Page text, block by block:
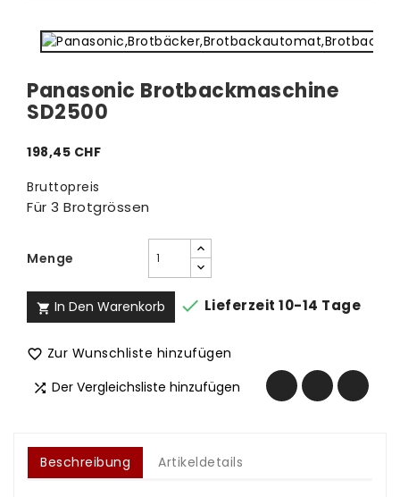
Panasonic Brotbackmaschine
SD2500
198,45 CHF
Bruttopreis
Für 3 Brotgrössen
Menge
 In Den Warenkorb  Lieferzeit 10-14 Tage
 Zur Wunschliste hinzufügen
 Der Vergleichsliste hinzufügen
Beschreibung Artikeldetails